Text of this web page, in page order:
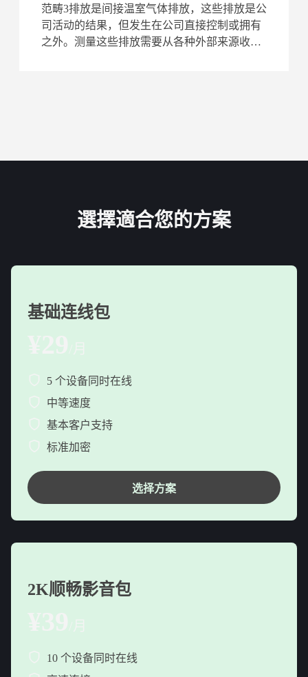
范畴3排放是间接温室气体排放，这些排放是公
司活动的结果，但发生在公司直接控制或拥有
之外。测量这些排放需要从各种外部来源收集
選擇適合您的方案
基础连线包
¥29 /月
5 个设备同时在线
中等速度
基本客户支持
标准加密
选择方案
2K顺畅影音包
¥39 /月
10 个设备同时在线